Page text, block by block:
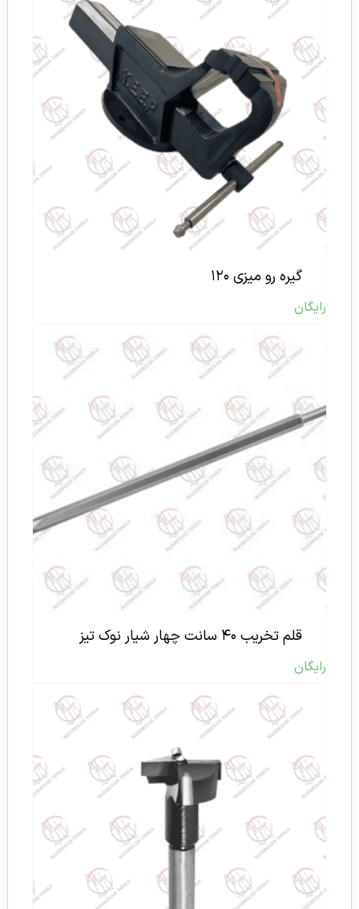
گیره رو میزی ۱۲۰
رایگان
قلم تخریب ۴۰ سانت چهار شیار نوک تیز
رایگان